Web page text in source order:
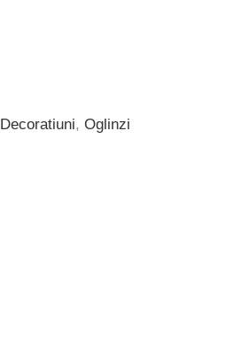
Decoratiuni, Oglinzi